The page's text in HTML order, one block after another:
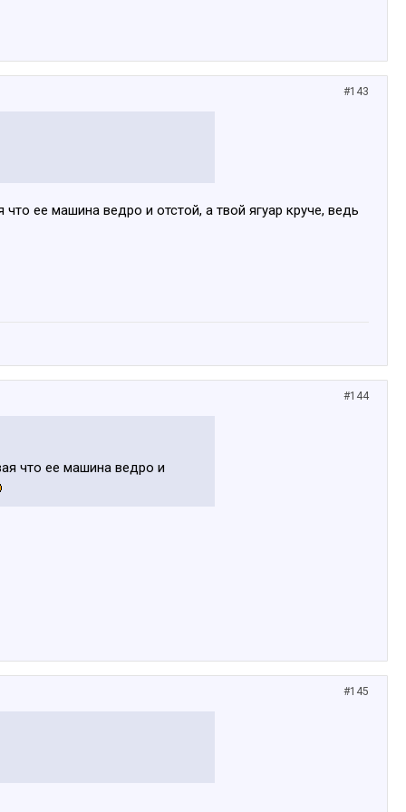
#143
ее машина ведро и отстой, а твой ягуар круче, ведь
#144
что ее машина ведро и
#145